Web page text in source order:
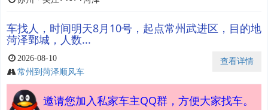
车找人，时间明天8月10号，起点常州武进区，目的地
菏泽鄄城，人数...
查看详情
2026-08-10
常州到菏泽顺风车
邀请您加入私家车主QQ群，方便大家找车。